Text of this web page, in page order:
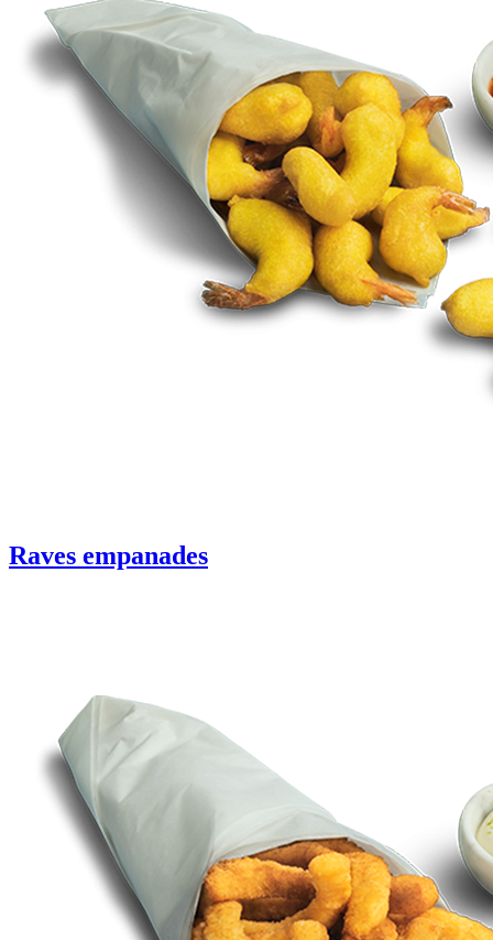
Raves empanades